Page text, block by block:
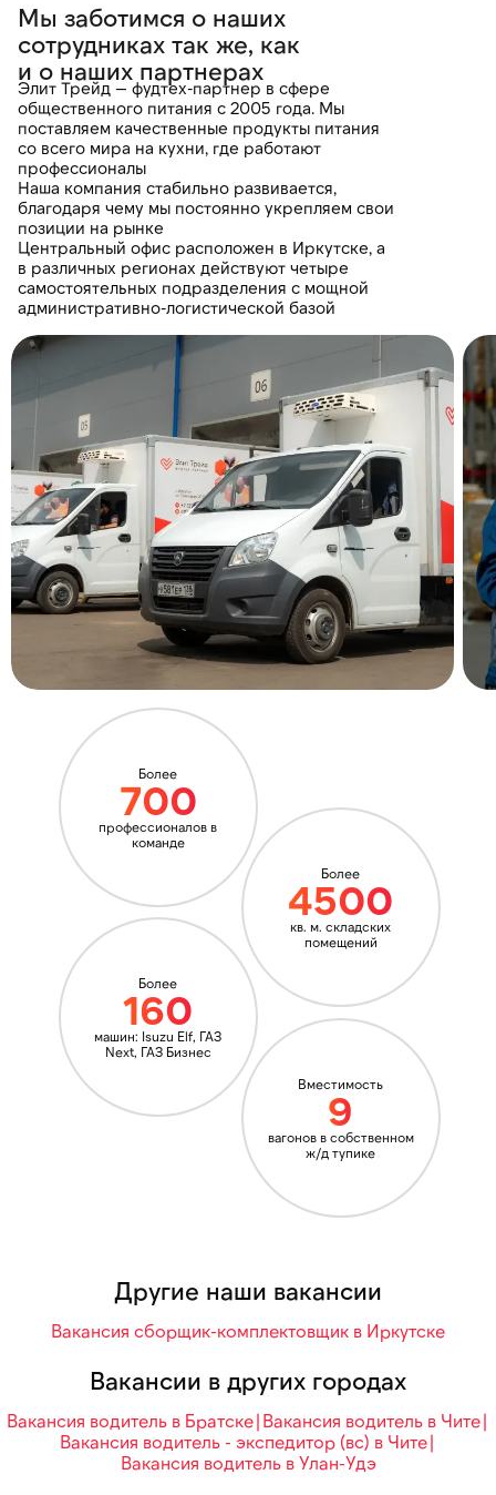
Мы заботимся о наших
сотрудниках так же, как
и о наших партнерах
Элит Трейд — фудтех-партнер в сфере
общественного питания с 2005 года. Мы
поставляем качественные продукты питания
со всего мира на кухни, где работают
профессионалы
Наша компания стабильно развивается,
благодаря чему мы постоянно укрепляем свои
позиции на рынке
Центральный офис расположен в Иркутске, а
в различных регионах действуют четыре
самостоятельных подразделения с мощной
административно-логистической базой
Более
700
профессионалов в
команде
Более
4500
кв. м. складских
помещений
Более
160
машин: Isuzu Elf, ГАЗ
Next, ГАЗ Бизнес
Вместимость
9
вагонов в собственном
ж/д тупике
Другие наши вакансии
Вакансия сборщик-комплектовщик в Иркутске
Вакансии в других городах
Вакансия водитель в Братске∣ Вакансия водитель в Чите∣
Вакансия водитель - экспедитор (вс) в Чите∣
Вакансия водитель в Улан-Удэ